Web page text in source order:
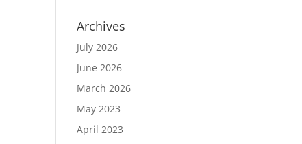
Archives
July 2026
June 2026
March 2026
May 2023
April 2023